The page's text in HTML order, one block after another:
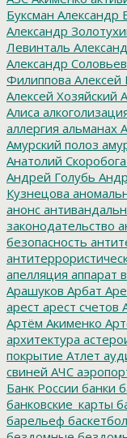
Буксман Александр
Александр
Левинталь
Александр Соловьев
Филиппова Алексей
Алексей Хозяйский
Алиса
аллергия альманах
Амурский полоз
Анатолий
Андрей Голубь
Кузнецова
анонс
законодательство
безопасность
апелляция аппарат
Арашуков Арбат
арест арест счетов
Артём Акименко
архитектура
покрытие Атлет
свиней АЧС
Банк России банки
банковские_карты
барельеф баскетбол